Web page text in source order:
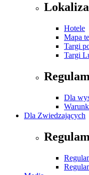
Hotele
Mapa
Targi
Targi
Dla
Dla Zwiedzających